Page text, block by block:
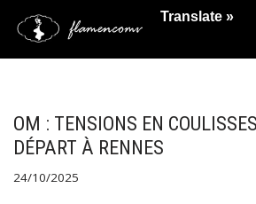
Saltar
OM : TENSIONS EN
DÉPART À RENNES
24/10/2025
Translate »